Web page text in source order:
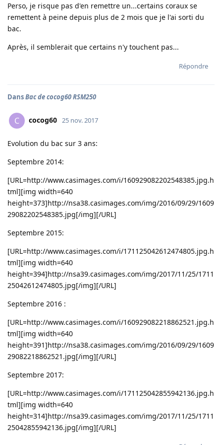
Perso, je risque pas d'en remettre un...certains coraux se
remettent à peine depuis plus de 2 mois que je l'ai sorti du
bac.
Après, il semblerait que certains n'y touchent pas...
Répondre
DansBac de cocog60 RSM250
C cocog60 25 nov. 2017
Evolution du bac sur 3 ans:
Septembre 2014:
[URL=http://www.casimages.com/i/160929082202548385.jpg.h
tml][img width=640
height=373]http://nsa38.casimages.com/img/2016/09/29/1609
29082202548385.jpg[/img][/URL]
Septembre 2015:
[URL=http://www.casimages.com/i/171125042612474805.jpg.h
tml][img width=640
height=394]http://nsa39.casimages.com/img/2017/11/25/1711
25042612474805.jpg[/img][/URL]
Septembre 2016 :
[URL=http://www.casimages.com/i/160929082218862521.jpg.h
tml][img width=640
height=391]http://nsa38.casimages.com/img/2016/09/29/1609
29082218862521.jpg[/img][/URL]
Septembre 2017:
[URL=http://www.casimages.com/i/171125042855942136.jpg.h
tml][img width=640
height=314]http://nsa39.casimages.com/img/2017/11/25/1711
25042855942136.jpg[/img][/URL]